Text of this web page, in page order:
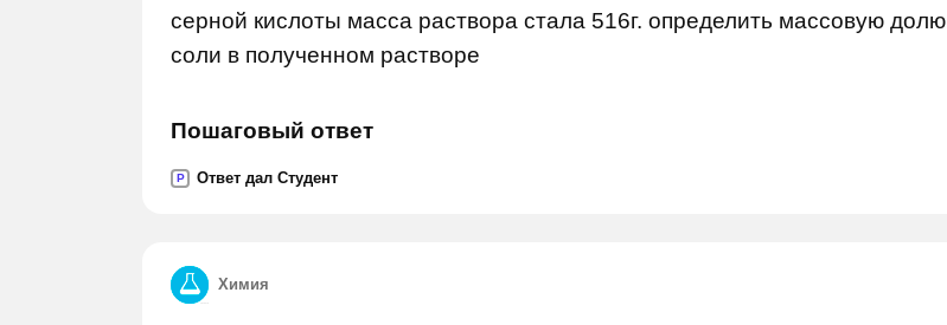
серной кислоты масса раствора стала 516г. определить массовую долю
соли в полученном растворе
Пошаговый ответ
P Ответ дал Студент
Химия